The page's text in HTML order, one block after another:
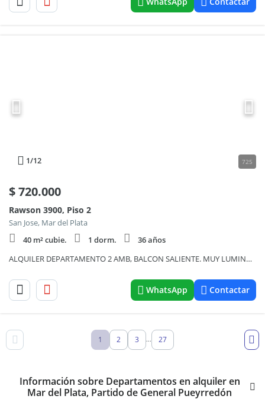
1/12 725
$720.000
Rawson 3900, Piso 2
San Jose, Mar del Plata
40 m² cubie.
1 dorm.
36 años
ALQUILER DEPARTAMENTO 2 AMB, BALCON SALIENTE. MUY LUMINOSO
WhatsApp Contactar
1 2 3 ... 27
Información sobre Departamentos en alquiler en
Mar del Plata, Partido de General Pueyrredón